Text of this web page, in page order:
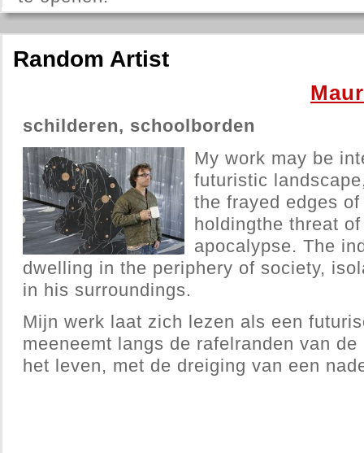
Random Artist
schilderen, schoolborden
My work may be
futuristic
the frayed edges
holdingthe threat
apocalypse. The
dwelling in the periphery of society,
in his surroundings.
Mijn werk laat zich lezen als een
meeneemt langs de rafelranden van
het leven, met de dreiging van een